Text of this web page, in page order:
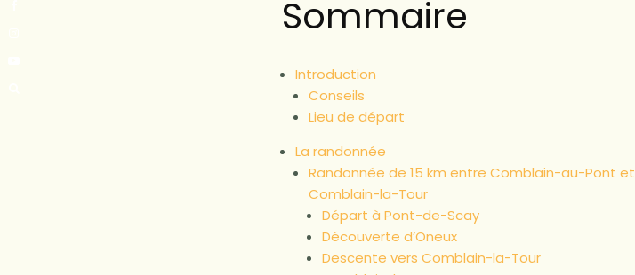
Sommaire
Introduction
Conseils
Lieu de départ
La randonnée
Randonnée de 15 km entre Comblain-au-Pont et
Comblain-la-Tour
Départ à Pont-de-Scay
Découverte d’Oneux
Descente vers Comblain-la-Tour